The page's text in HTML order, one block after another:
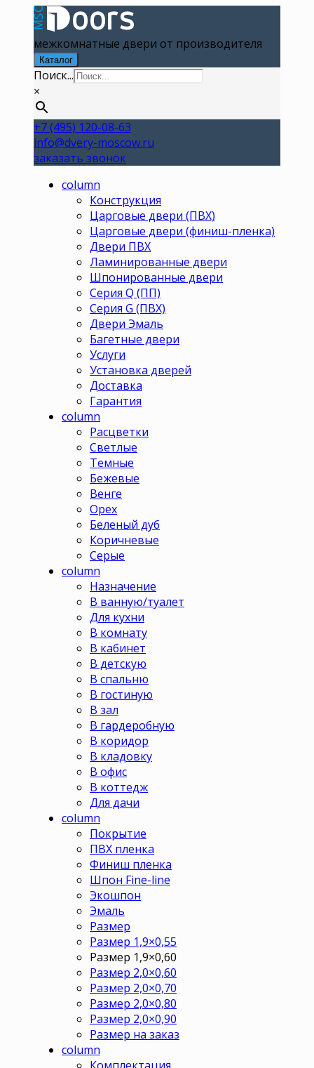
межкомнатные двери от производителя
Каталог
Поиск...
×
+7 (495) 120-08-63
info@dvery-moscow.ru
заказать звонок
column
Конструкция
Царговые двери (ПВХ)
Царговые двери (финиш-пленка)
Двери ПВХ
Ламинированные двери
Шпонированные двери
Серия Q (ПП)
Серия G (ПВХ)
Двери Эмаль
Багетные двери
Услуги
Установка дверей
Доставка
Гарантия
column
Расцветки
Светлые
Темные
Бежевые
Венге
Орех
Беленый дуб
Коричневые
Серые
column
Назначение
В ванную/туалет
Для кухни
В комнату
В кабинет
В детскую
В спальню
В гостиную
В зал
В гардеробную
В коридор
В кладовку
В офис
В коттедж
Для дачи
column
Покрытие
ПВХ пленка
Финиш пленка
Шпон Fine-line
Экошпон
Эмаль
Размер
Размер 1,9×0,55
Размер 1,9×0,60
Размер 2,0×0,60
Размер 2,0×0,70
Размер 2,0×0,80
Размер 2,0×0,90
Размер на заказ
column